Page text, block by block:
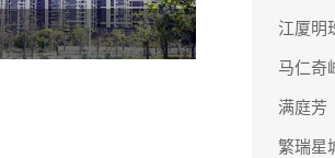
江厦明
马仁奇
满庭芳
繁瑞星